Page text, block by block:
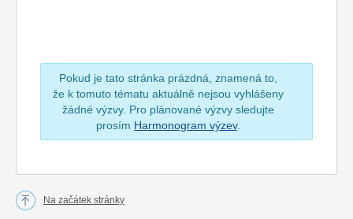
Pokud je tato stránka prázdná, znamená to,
že k tomuto tématu aktuálně nejsou vyhlášeny
žádné výzvy. Pro plánované výzvy sledujte
prosím Harmonogram výzev.
Na začátek stránky